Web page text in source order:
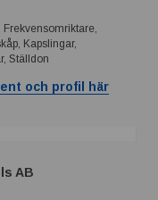
Kapslingar,
Ställdon
och profil här
AB